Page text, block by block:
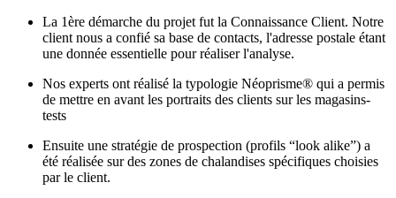
La 1ère démarche du projet fut la Connaissance Client. Notre
client nous a confié sa base de contacts, l'adresse postale étant
une donnée essentielle pour réaliser l'analyse.
Nos experts ont réalisé la typologie Néoprisme® qui a permis
de mettre en avant les portraits des clients sur les magasins-
tests
Ensuite une stratégie de prospection (profils “look alike”) a
été réalisée sur des zones de chalandises spécifiques choisies
par le client.